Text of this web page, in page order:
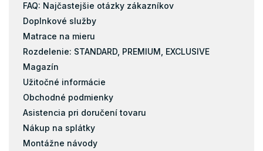
FAQ: Najčastejšie otázky zákazníkov
Doplnkové služby
Matrace na mieru
Rozdelenie: STANDARD, PREMIUM, EXCLUSIVE
Magazín
Užitočné informácie
Obchodné podmienky
Asistencia pri doručení tovaru
Nákup na splátky
Montážne návody